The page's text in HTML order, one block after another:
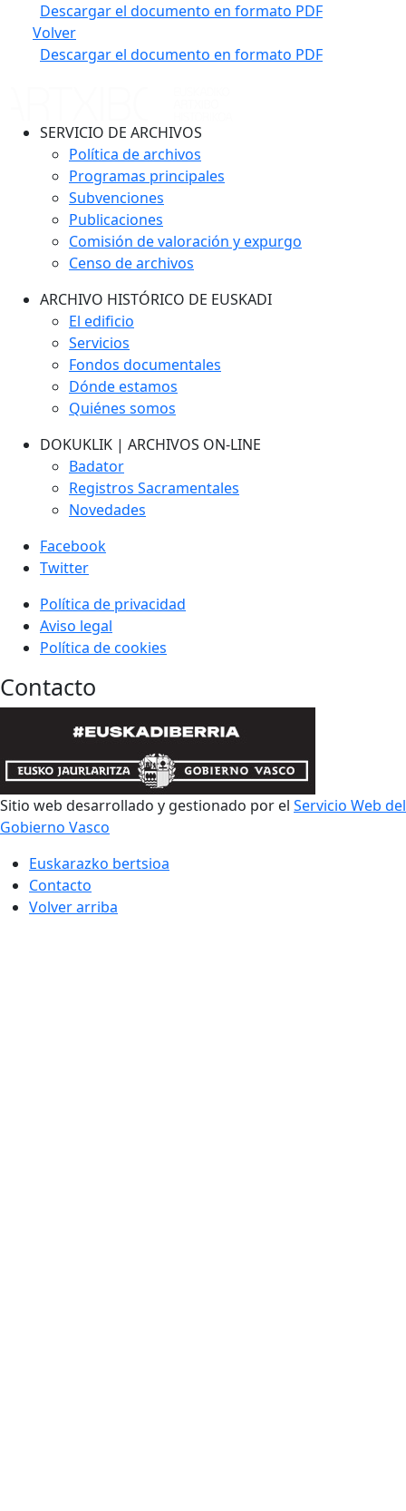
Descargar el documento en formato PDF
Volver
Descargar el documento en formato PDF
SERVICIO DE ARCHIVOS
Política de archivos
Programas principales
Subvenciones
Publicaciones
Comisión de valoración y expurgo
Censo de archivos
ARCHIVO HISTÓRICO DE EUSKADI
El edificio
Servicios
Fondos documentales
Dónde estamos
Quiénes somos
DOKUKLIK | ARCHIVOS ON-LINE
Badator
Registros Sacramentales
Novedades
Facebook
Twitter
Política de privacidad
Aviso legal
Política de cookies
Contacto
Sitio web desarrollado y gestionado por el Servicio Web del
Gobierno Vasco
Euskarazko bertsioa
Contacto
Volver arriba